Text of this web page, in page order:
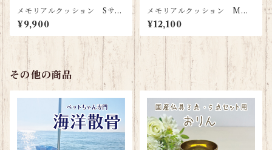
メモリアルクッション Sサイ
ズ（背面モコモコタイプ）
¥9,900
メモリアルクッション Mサ
イズ（背面モコモコタイプ）
¥12,100
その他の商品